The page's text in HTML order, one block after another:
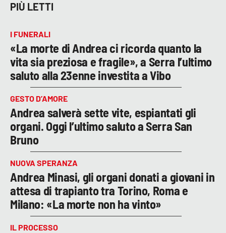
PIÙ LETTI
I FUNERALI
«La morte di Andrea ci ricorda quanto la
vita sia preziosa e fragile», a Serra l’ultimo
saluto alla 23enne investita a Vibo
GESTO D’AMORE
Andrea salverà sette vite, espiantati gli
organi. Oggi l’ultimo saluto a Serra San
Bruno
NUOVA SPERANZA
Andrea Minasi, gli organi donati a giovani in
attesa di trapianto tra Torino, Roma e
Milano: «La morte non ha vinto»
IL PROCESSO